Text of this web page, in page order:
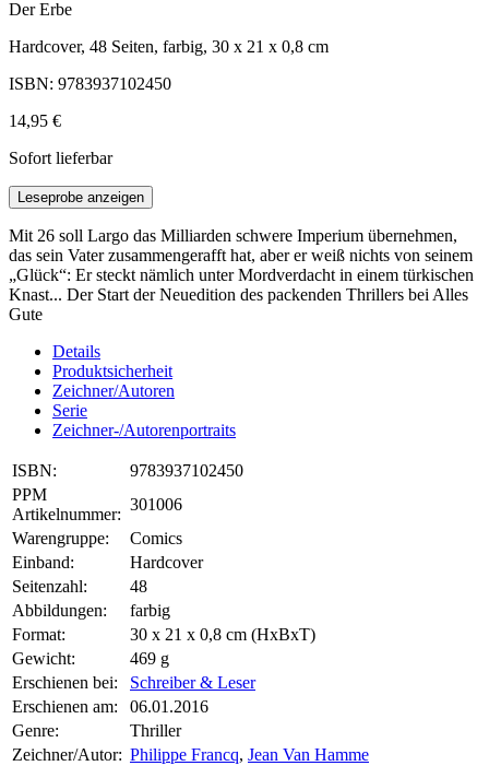
Der Erbe
Hardcover, 48 Seiten, farbig, 30 x 21 x 0,8 cm
ISBN: 9783937102450
14,95 €
Sofort lieferbar
Leseprobe anzeigen
Mit 26 soll Largo das Milliarden schwere Imperium übernehmen,
das sein Vater zusammengerafft hat, aber er weiß nichts von seinem
„Glück“: Er steckt nämlich unter Mordverdacht in einem türkischen
Knast... Der Start der Neuedition des packenden Thrillers bei Alles
Gute
Details
Produktsicherheit
Zeichner/Autoren
Serie
Zeichner-/Autorenportraits
ISBN:
9783937102450
PPM
Artikelnummer:
301006
Warengruppe:
Comics
Einband:
Hardcover
Seitenzahl:
48
Abbildungen:
farbig
Format:
30 x 21 x 0,8 cm (HxBxT)
Gewicht:
469 g
Erschienen bei:
Schreiber & Leser
Erschienen am:
06.01.2016
Genre:
Thriller
Zeichner/Autor: Philippe Francq, Jean Van Hamme